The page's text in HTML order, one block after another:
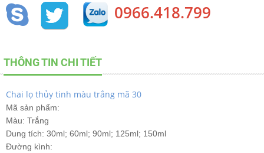
0966.418.799
THÔNG TIN CHI TIẾT
Chai lọ thủy tinh màu trắng mã 30
Mã sản phẩm:
Màu: Trắng
Dung tích: 30ml; 60ml; 90ml; 125ml; 150ml
Đường kình: